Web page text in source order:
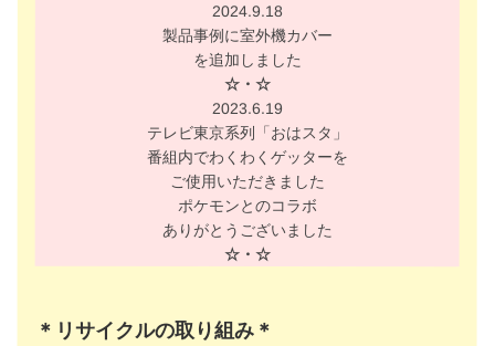
2024.9.18
製品事例に室外機カバー
を追加しました
☆・☆
2023.6.19
テレビ東京系列「おはスタ」
番組内でわくわくゲッターを
ご使用いただきました
ポケモンとのコラボ
ありがとうございました
☆・☆
＊リサイクルの取り組み＊